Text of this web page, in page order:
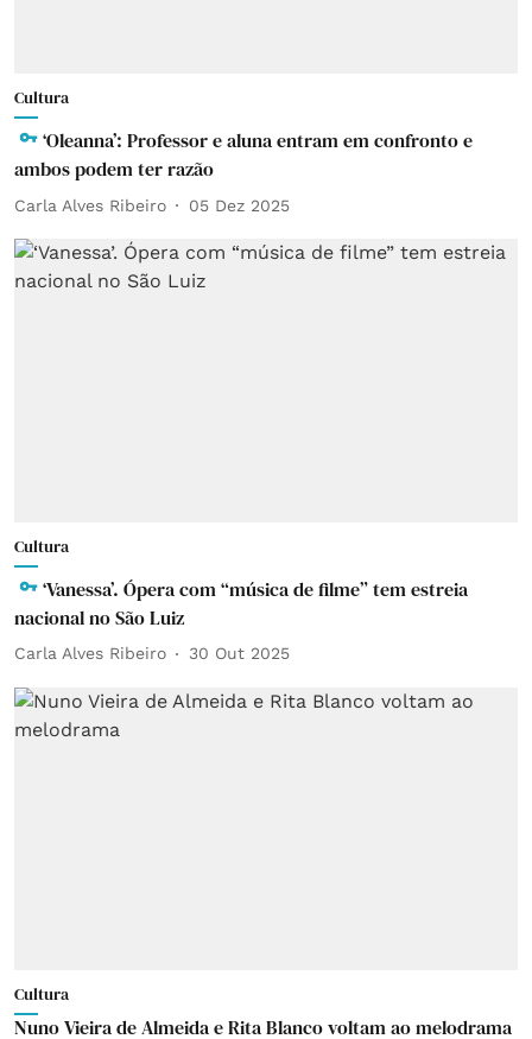
Cultura
‘Oleanna’: Professor e aluna entram em confronto e
ambos podem ter razão
Carla Alves Ribeiro 05 Dez 2025
Cultura
‘Vanessa’. Ópera com “música de filme” tem estreia
nacional no São Luiz
Carla Alves Ribeiro 30 Out 2025
Cultura
Nuno Vieira de Almeida e Rita Blanco voltam ao melodrama